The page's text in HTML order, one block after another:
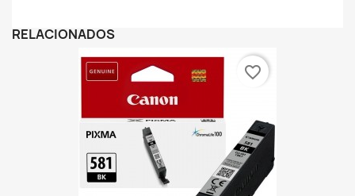
RELACIONADOS
favorite_border